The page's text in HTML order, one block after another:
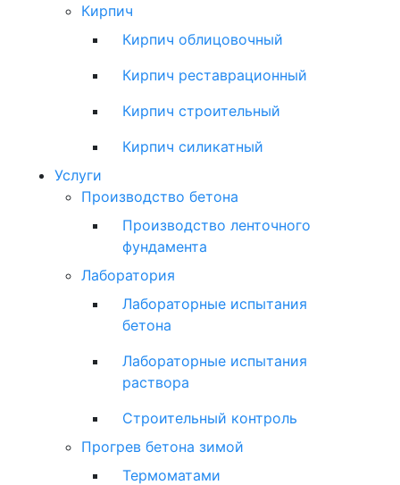
Кирпич
Кирпич облицовочный
Кирпич реставрационный
Кирпич строительный
Кирпич силикатный
Услуги
Производство бетона
Производство ленточного
фундамента
Лаборатория
Лабораторные испытания
бетона
Лабораторные испытания
раствора
Строительный контроль
Прогрев бетона зимой
Термоматами